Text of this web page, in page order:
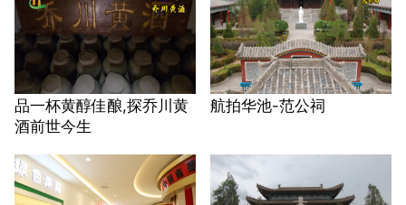
品一杯黄醇佳酿,探乔川黄
酒前世今生
航拍华池-范公祠